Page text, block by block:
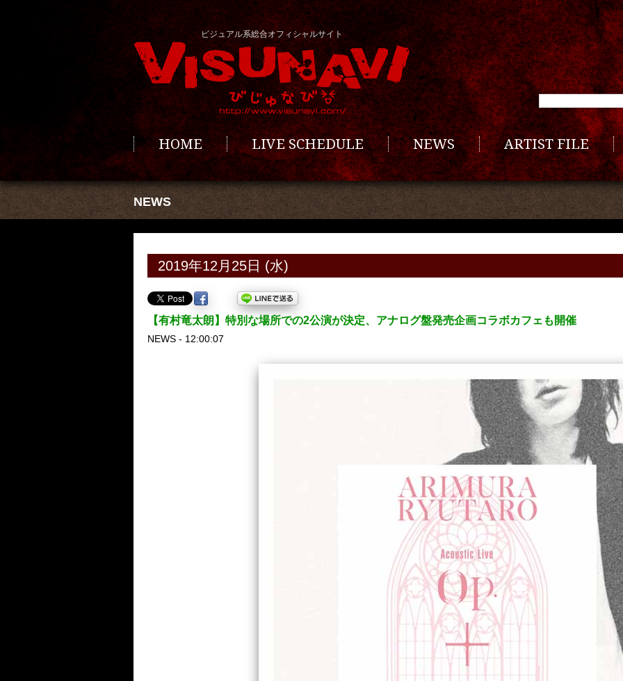
ビジュアル系総合オフィシャルサイト
HOME LIVE SCHEDULE NEWS ARTIST FILE
NEWS
2019年12月25日 (水)
【有村竜太朗】特別な場所での2公演が決定、アナログ盤発売企画コラボカフェも開催
NEWS - 12:00:07